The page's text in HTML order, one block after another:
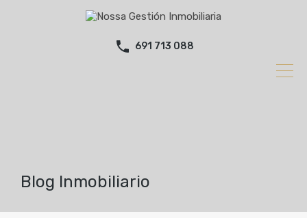
691 713 088
Blog Inmobiliario